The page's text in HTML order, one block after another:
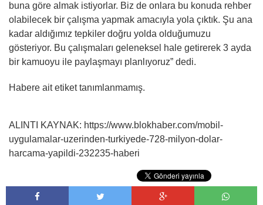
buna göre almak istiyorlar. Biz de onlara bu konuda rehber
olabilecek bir çalışma yapmak amacıyla yola çıktık. Şu ana
kadar aldığımız tepkiler doğru yolda olduğumuzu
gösteriyor. Bu çalışmaları geleneksel hale getirerek 3 ayda
bir kamuoyu ile paylaşmayı planlıyoruz” dedi.
Habere ait etiket tanımlanmamış.
ALINTI KAYNAK: https://www.blokhaber.com/mobil-
uygulamalar-uzerinden-turkiyede-728-milyon-dolar-
harcama-yapildi-232235-haberi